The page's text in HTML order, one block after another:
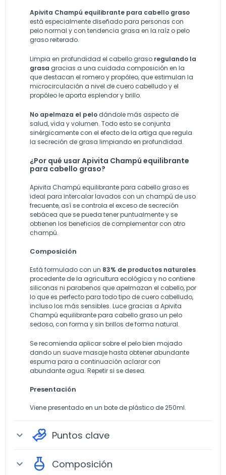
Apivita Champú equilibrante para cabello graso
está especialmente diseñado para personas con
pelo normal y con tendencia grasa en la raíz o pelo
graso reiterado.
Limpia en profundidad el cabello graso regulando la
grasa gracias a una cuidada composición en la
que destacan el romero y propóleo, que estimulan la
microcirculación a nivel de cuero cabelludo y el
propóleo le aporta esplendor y brillo.
No apelmaza el pelo dándole más aspecto de
salud, vida y volumen. Todo esto se conjunta
sinérgicamente con el efecto de la ortiga que regula
la secreción de grasa limpiando en profundidad.
¿Por qué usar Apivita Champú equilibrante
para cabello graso?
Apivita Champú equilibrante para cabello graso es
ideal para intercalar lavados con un champú de uso
frecuente, así se controla el exceso de secreción
sebácea que se pueda tener puntualmente y se
obtienen los beneficios de complementar con otro
champú.
Composición
Está formulado con un 83% de productos naturales
procedente de la agricultura ecológica y no contiene
siliconas ni parabenos que apelmazan el cabello, por
lo que es perfecto para todo tipo de cuero cabelludo,
incluso los más sensibles. Luce gracias a Apivita
Champú equilibrante para cabello graso un pelo
sedoso, con forma y sin brillos de forma natural.
Se recomienda aplicar sobre el pelo bien mojado
dando un suave masaje hasta obtener abundante
espuma para a continuación aclarar con
abundante agua. Repetir si se desea.
Presentación
Viene presentado en un bote de plástico de 250ml.
expand_more Puntos clave
expand_more Composición